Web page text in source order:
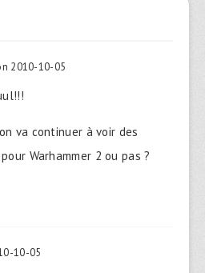
2010-10-05
va continuer à voir des
Warhammer 2 ou pas ?
10-05